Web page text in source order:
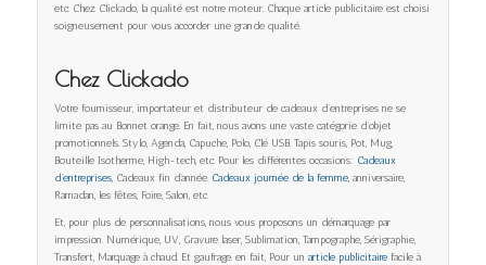
etc. Chez Clickado, la qualité est notre moteur. Chaque article publicitaire est choisi
soigneusement pour vous accorder une grande qualité.
Chez Clickado
Votre fournisseur, importateur et distributeur de cadeaux d’entreprises ne se
limite pas au Bonnet orange. En fait, nous avons une vaste catégorie d’objet
promotionnels. Stylo, Agenda, Capuche, Polo, Clé USB. Tapis souris, Pot, Mug,
Bouteille Isotherme, High-tech, etc. Pour les différentes occasions: Cadeaux
d’entreprises, Cadeaux fin d’année. Cadeaux journée de la femme,anniversaire,
Ramadan, les fêtes, Foire, Salon, etc.
Et, pour plus de personnalisations, nous vous proposons un démarquage par
impression. Numérique, UV, Gravure laser, Sublimation, Tampographe, Sérigraphie,
Transfert, Marquage à chaud. Et gaufrage. en fait, Pour un article publicitairefacile à